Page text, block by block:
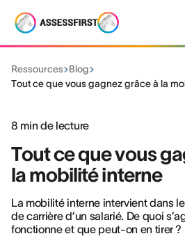
Ressources Blog
Tout ce que vous gagnez grâce à la
8 min de lecture
Tout ce que vous
la mobilité interne
La mobilité interne intervient dans
de carrière d’un salarié. De quoi
fonctionne et que peut-on en tirer ?